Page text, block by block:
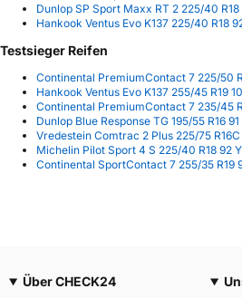
Dunlop SP Sport Maxx RT 2 225/40
Hankook Ventus Evo K137 225/40 R18
Testsieger Reifen
Continental PremiumContact 7 225/50
Hankook Ventus Evo K137 255/45 R19
Continental PremiumContact 7 235/45
Dunlop Blue Response TG 195/55 R16
Vredestein Comtrac 2 Plus 225/75
Michelin Pilot Sport 4 S 225/40 R18 92
Continental SportContact 7 255/35 R19
Über CHECK24